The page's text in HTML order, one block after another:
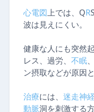
心電図上では、QR
波は見えにくい。
健康な人にも突然
レス、過労、 不眠
ン摂取などが原因と
治療には、 迷走神経
動脈洞を刺激する